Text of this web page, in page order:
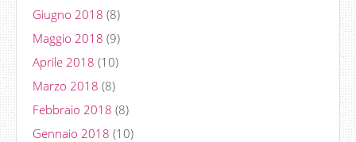
Giugno 2018 (8)
Maggio 2018 (9)
Aprile 2018 (10)
Marzo 2018 (8)
Febbraio 2018 (8)
Gennaio 2018 (10)